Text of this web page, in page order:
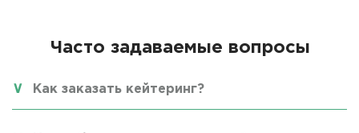
Часто задаваемые вопросы
Как заказать кейтеринг?